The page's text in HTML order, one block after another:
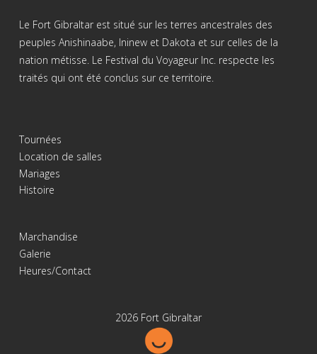
Le Fort Gibraltar est situé sur les terres ancestrales des
peuples Anishinaabe, Ininew et Dakota et sur celles de la
nation métisse. Le Festival du Voyageur Inc. respecte les
traités qui ont été conclus sur ce territoire.
Tournées
Location de salles
Mariages
Histoire
Marchandise
Galerie
Heures/Contact
2026 Fort Gibraltar